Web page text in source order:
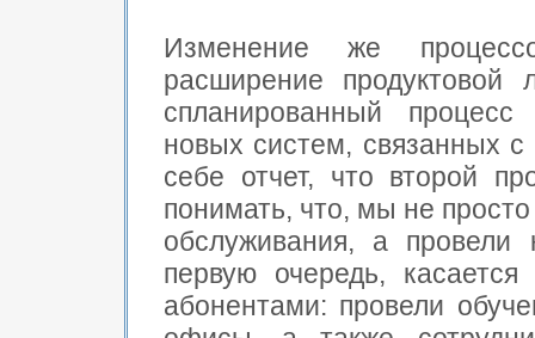
Изменение же
расширение
спланированный
новых систем, связанных
себе отчет, что второй
понимать, что, мы не
обслуживания, а провели
первую очередь,
абонентами: провели